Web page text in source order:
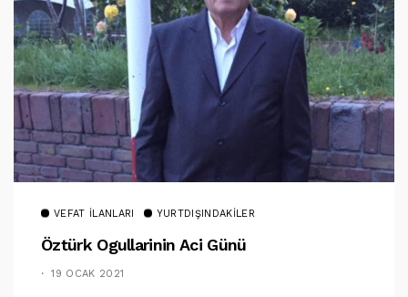
VEFAT İLANLARI YURTDIŞINDAKILER
Öztürk Ogullarinin Aci Günü
19 OCAK 2021